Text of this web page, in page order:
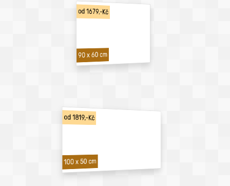
od 1679,-Kč
90 x 60 cm
od 1819,-Kč
100 x 50 cm